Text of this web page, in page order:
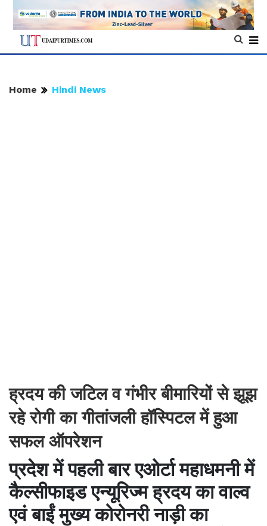
Home Hindi News
ह्रदय की जटिल व गंभीर बीमारियों से झूझ
रहे रोगी का गीतांजली हॉस्पिटल में हुआ
सफल ऑपरेशन
प्रदेश में पहली बार एओर्टा महाधमनी में
कैल्सीफाइड एन्यूरिज्म ह्रदय का वाल्व
एवं बाईं मुख्य कोरोनरी नाड़ी का